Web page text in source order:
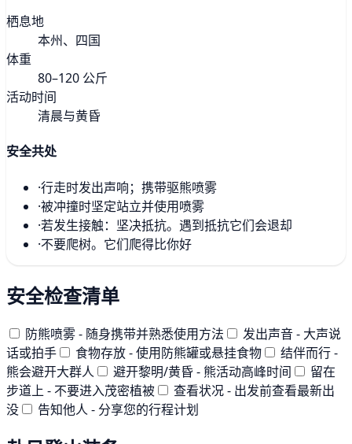
栖息地
本州、四国
体重
80–120 公斤
活动时间
清晨与黄昏
安全共处
·行走时发出声响；携带驱熊喷雾
·被冲撞时坚定站立并使用喷雾
·若发生接触：坚决抵抗。遇到抵抗它们会退却
·不要爬树。它们爬得比你好
安全检查清单
防熊喷雾 - 随身携带并熟悉使用方法
发出声音 - 大声说
话或拍手
食物存放 - 使用防熊罐或悬挂食物
结伴而行 -
熊会避开大群人
避开黎明/黄昏 - 熊活动高峰时间
留在
步道上 - 不要进入茂密植被
查看状况 - 出发前查看最新出
没
告知他人 - 分享您的行程计划